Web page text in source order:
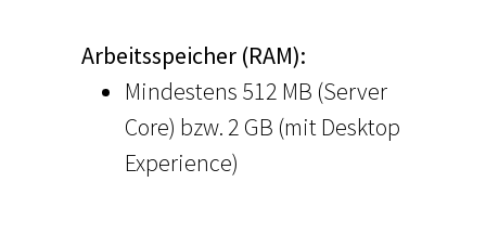
Arbeitsspeicher (RAM):
Mindestens 512 MB (Server
Core) bzw. 2 GB (mit Desktop
Experience)